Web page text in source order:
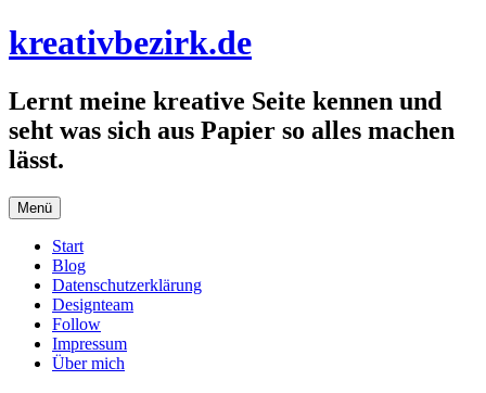
Zum
Inhalt
kreativbezirk.de
Lernt meine kreative Seite kennen und
seht was sich aus Papier so alles machen
lässt.
Menü
Start
Blog
Datenschutzerklärung
Designteam
Follow
Impressum
Über mich